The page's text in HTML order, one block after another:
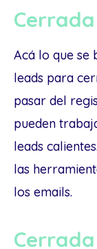
Acá lo que se
leads para
pasar del
pueden
leads
las
los emails.